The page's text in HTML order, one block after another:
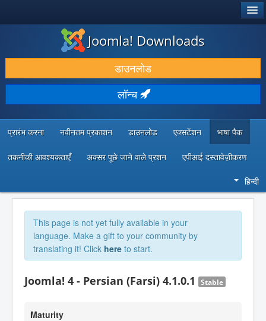
डाउनलोड करें और बढ़ाएं
खोजें और जानें
सामुदायिक समर्थन
डेवलपर संसाधन
Joomla! Downloads
डाउनलोड
लॉन्च
प्रारंभ करना नवीनतम प्रकाशन डाउनलोड एक्सटेंशन भाषा पैक
तकनीकी आवश्यकताएँ अक्सर पूछे जाने वाले प्रशन एपीआई दस्तावेज़ीकरण
हिन्दी
This page is not yet fully available in your
language. Make a gift to your community by
translating it! Click here to start.
Joomla! 4 - Persian (Farsi) 4.1.0.1 Stable
Maturity